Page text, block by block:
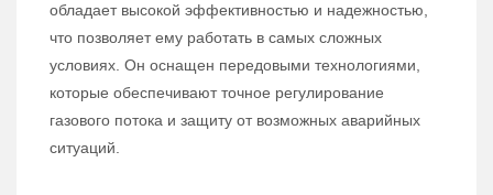
обладает высокой эффективностью и надежностью,
что позволяет ему работать в самых сложных
условиях. Он оснащен передовыми технологиями,
которые обеспечивают точное регулирование
газового потока и защиту от возможных аварийных
ситуаций.